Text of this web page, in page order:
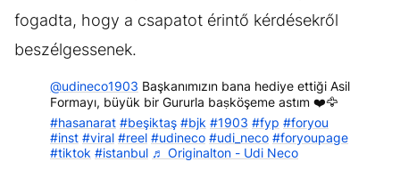
fogadta, hogy a csapatot érintő kérdésekről
beszélgessenek.
@udineco1903 Başkanımızın bana hediye ettiği Asil
Formayı, büyük bir Gururla baṣköşeme astım ❤️🦅
#hasanarat #beşiktaş #bjk #1903 #fyp #foryou
#inst #viral #reel #udineco #udi_neco #foryoupage
#tiktok #istanbul ♬ Originalton - Udi Neco